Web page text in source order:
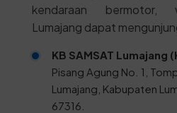
kendaraan bermotor,
Lumajang dapat
KB SAMSAT Lumajang
Pisang Agung No. 1,
Lumajang, Kabupaten
67316.